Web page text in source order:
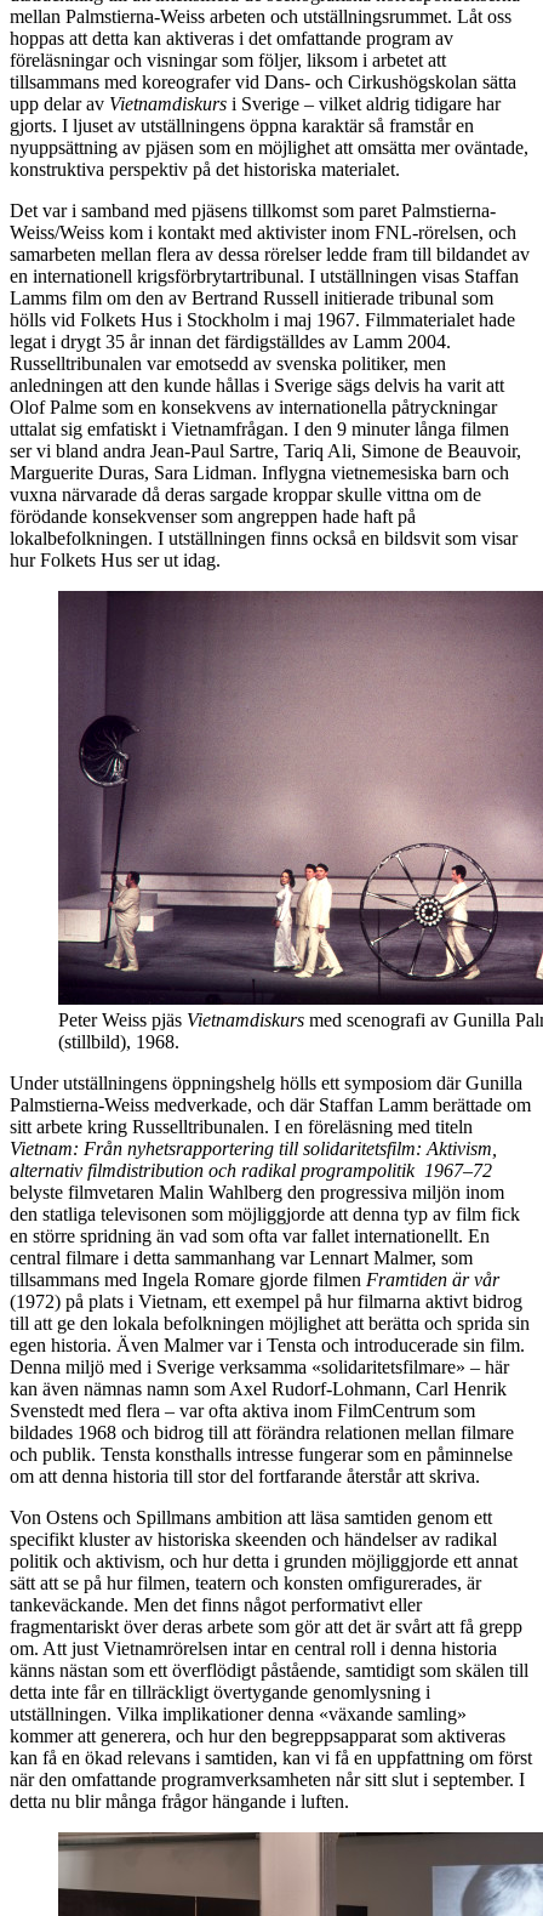
mellan Palmstierna-Weiss arbeten och utställningsrummet. Låt oss
hoppas att detta kan aktiveras i det omfattande program av
föreläsningar och visningar som följer, liksom i arbetet att
tillsammans med koreografer vid Dans- och Cirkushögskolan sätta
upp delar av Vietnamdiskurs i Sverige – vilket aldrig tidigare har
gjorts. I ljuset av utställningens öppna karaktär så framstår en
nyuppsättning av pjäsen som en möjlighet att omsätta mer oväntade,
konstruktiva perspektiv på det historiska materialet.
Det var i samband med pjäsens tillkomst som paret Palmstierna-
Weiss/Weiss kom i kontakt med aktivister inom FNL-rörelsen, och
samarbeten mellan flera av dessa rörelser ledde fram till bildandet av
en internationell krigsförbrytartribunal. I utställningen visas Staffan
Lamms film om den av Bertrand Russell initierade tribunal som
hölls vid Folkets Hus i Stockholm i maj 1967. Filmmaterialet hade
legat i drygt 35 år innan det färdigställdes av Lamm 2004.
Russelltribunalen var emotsedd av svenska politiker, men
anledningen att den kunde hållas i Sverige sägs delvis ha varit att
Olof Palme som en konsekvens av internationella påtryckningar
uttalat sig emfatiskt i Vietnamfrågan. I den 9 minuter långa filmen
ser vi bland andra Jean-Paul Sartre, Tariq Ali, Simone de Beauvoir,
Marguerite Duras, Sara Lidman. Inflygna vietnemesiska barn och
vuxna närvarade då deras sargade kroppar skulle vittna om de
förödande konsekvenser som angreppen hade haft på
lokalbefolkningen. I utställningen finns också en bildsvit som visar
hur Folkets Hus ser ut idag.
Peter Weiss pjäs Vietnamdiskurs med scenografi av Gunilla
(stillbild), 1968.
Under utställningens öppningshelg hölls ett symposiom där Gunilla
Palmstierna-Weiss medverkade, och där Staffan Lamm berättade om
sitt arbete kring Russelltribunalen. I en föreläsning med titeln
Vietnam: Från nyhetsrapportering till solidaritetsfilm: Aktivism,
alternativ filmdistribution och radikal programpolitik 1967–72
belyste filmvetaren Malin Wahlberg den progressiva miljön inom
den statliga televisonen som möjliggjorde att denna typ av film fick
en större spridning än vad som ofta var fallet internationellt. En
central filmare i detta sammanhang var Lennart Malmer, som
tillsammans med Ingela Romare gjorde filmen Framtiden är vår
(1972) på plats i Vietnam, ett exempel på hur filmarna aktivt bidrog
till att ge den lokala befolkningen möjlighet att berätta och sprida sin
egen historia. Även Malmer var i Tensta och introducerade sin film.
Denna miljö med i Sverige verksamma «solidaritetsfilmare» – här
kan även nämnas namn som Axel Rudorf-Lohmann, Carl Henrik
Svenstedt med flera – var ofta aktiva inom FilmCentrum som
bildades 1968 och bidrog till att förändra relationen mellan filmare
och publik. Tensta konsthalls intresse fungerar som en påminnelse
om att denna historia till stor del fortfarande återstår att skriva.
Von Ostens och Spillmans ambition att läsa samtiden genom ett
specifikt kluster av historiska skeenden och händelser av radikal
politik och aktivism, och hur detta i grunden möjliggjorde ett annat
sätt att se på hur filmen, teatern och konsten omfigurerades, är
tankeväckande. Men det finns något performativt eller
fragmentariskt över deras arbete som gör att det är svårt att få grepp
om. Att just Vietnamrörelsen intar en central roll i denna historia
känns nästan som ett överflödigt påstående, samtidigt som skälen till
detta inte får en tillräckligt övertygande genomlysning i
utställningen. Vilka implikationer denna «växande samling»
kommer att generera, och hur den begreppsapparat som aktiveras
kan få en ökad relevans i samtiden, kan vi få en uppfattning om först
när den omfattande programverksamheten når sitt slut i september. I
detta nu blir många frågor hängande i luften.